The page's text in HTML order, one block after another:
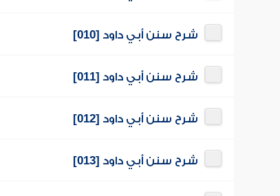
شرح سنن أبي داود [010]
شرح سنن أبي داود [011]
شرح سنن أبي داود [012]
شرح سنن أبي داود [013]